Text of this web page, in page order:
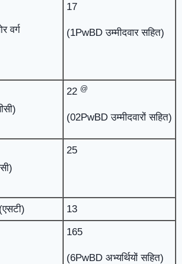
वर्ग
17
(1PwBD उम्मीदवार सहित)
22 @
(02PwBD उम्मीदवारों सहित)
25
13
165
(6PwBD अभ्यर्थियों सहित)